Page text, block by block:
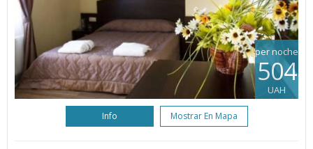
per noche
504
UAH
Info Mostrar En Mapa